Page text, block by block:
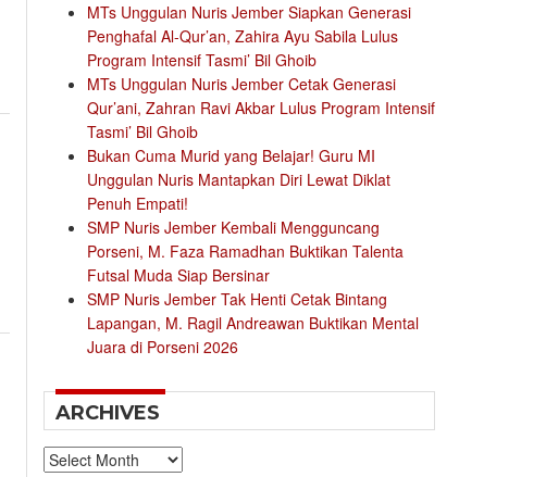
MTs Unggulan Nuris Jember Siapkan Generasi
Penghafal Al-Qur’an, Zahira Ayu Sabila Lulus
Program Intensif Tasmi’ Bil Ghoib
MTs Unggulan Nuris Jember Cetak Generasi
Qur’ani, Zahran Ravi Akbar Lulus Program Intensif
Tasmi’ Bil Ghoib
Bukan Cuma Murid yang Belajar! Guru MI
Unggulan Nuris Mantapkan Diri Lewat Diklat
Penuh Empati!
SMP Nuris Jember Kembali Mengguncang
Porseni, M. Faza Ramadhan Buktikan Talenta
Futsal Muda Siap Bersinar
SMP Nuris Jember Tak Henti Cetak Bintang
Lapangan, M. Ragil Andreawan Buktikan Mental
Juara di Porseni 2026
ARCHIVES
Archives